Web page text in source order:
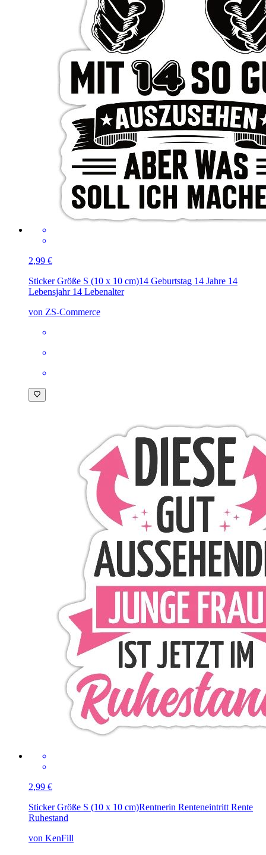
2,99 €
Sticker Größe S (10 x 10 cm)14 Geburtstag 14 Jahre 14
Lebensjahr 14 Lebenalter
von ZS-Commerce
2,99 €
Sticker Größe S (10 x 10 cm)Rentnerin Renteneintritt Rente
Ruhestand
von KenFill